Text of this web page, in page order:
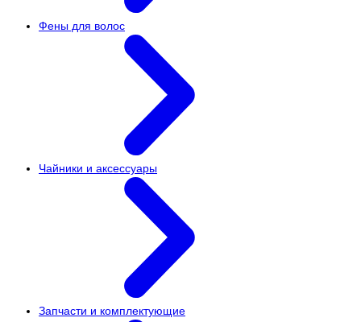
Фены для волос
Чайники и аксессуары
Запчасти и комплектующие